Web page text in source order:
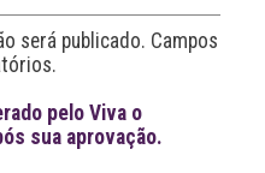
i
v
será publicado. Campos
pelo Viva o
sua aprovação.